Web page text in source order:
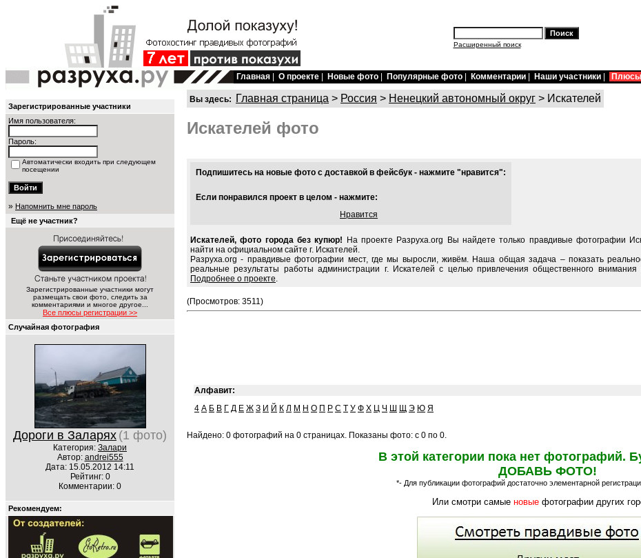
Расширенный поиск
Главная О проекте Новые фото Популярные фото Комментарии Наши участники Плюсы
Зарегистрированные участники
Имя пользователя:
Пароль:
Автоматически входить при следующем
посещении
» Напомнить мне пароль
Ещё не участник?
Зарегистрированные участники могут
размещать свои фото, следить за
комментариями и многое другое...
Все плюсы регистрации >>
Случайная фотография
Дороги в Заларях (1 фото)
Категория: Залари
Автор: andrei555
Дата: 15.05.2012 14:11
Рейтинг: 0
Комментарии: 0
Рекомендуем:
Вы здесь: Главная страница > Россия > Ненецкий автономный округ > Искателей
Искателей фото
Подпишитесь на новые фото с доставкой в фейсбук - нажмите "нравится":
Если понравился проект в целом - нажмите:
Нравится
Искателей, фото города без купюр! На проекте Разруха.org Вы найдете только правдивые фотографии
найти на официальном сайте г. Искателей.
Разруха.org - правдивые фотографии мест, где мы выросли, живём. Наша общая задача – показать
реальные результаты работы администрации г. Искателей с целью привлечения общественного
Подробнее о проекте.
(Просмотров: 3511)
Алфавит:
4 А Б В Г Д Е Ж З И Й К Л М Н О П Р С Т У Ф Х Ц Ч Ш Щ Э Ю Я
Найдено: 0 фотографий на 0 страницах. Показаны фото: с 0 по 0.
В этой категории пока нет фотографий.
ДОБАВЬ ФОТО!
*- Для публикации фотографий достаточно элементарной
Или смотри самые новыефотографии других